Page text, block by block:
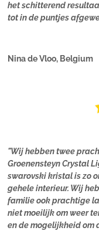
het schitterend
tot in de puntjes
Nina de Vloo, Belgium
"Wij hebben twee
Groenensteyn Crystal Li
swarovski kristal is zo
gehele interieur. Wij
familie ook prachtige
niet moeilijk om weer
en de mogelijkheid om